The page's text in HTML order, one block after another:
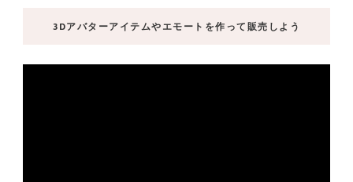
3Dアバターアイテムやエモートを作って販売しよう